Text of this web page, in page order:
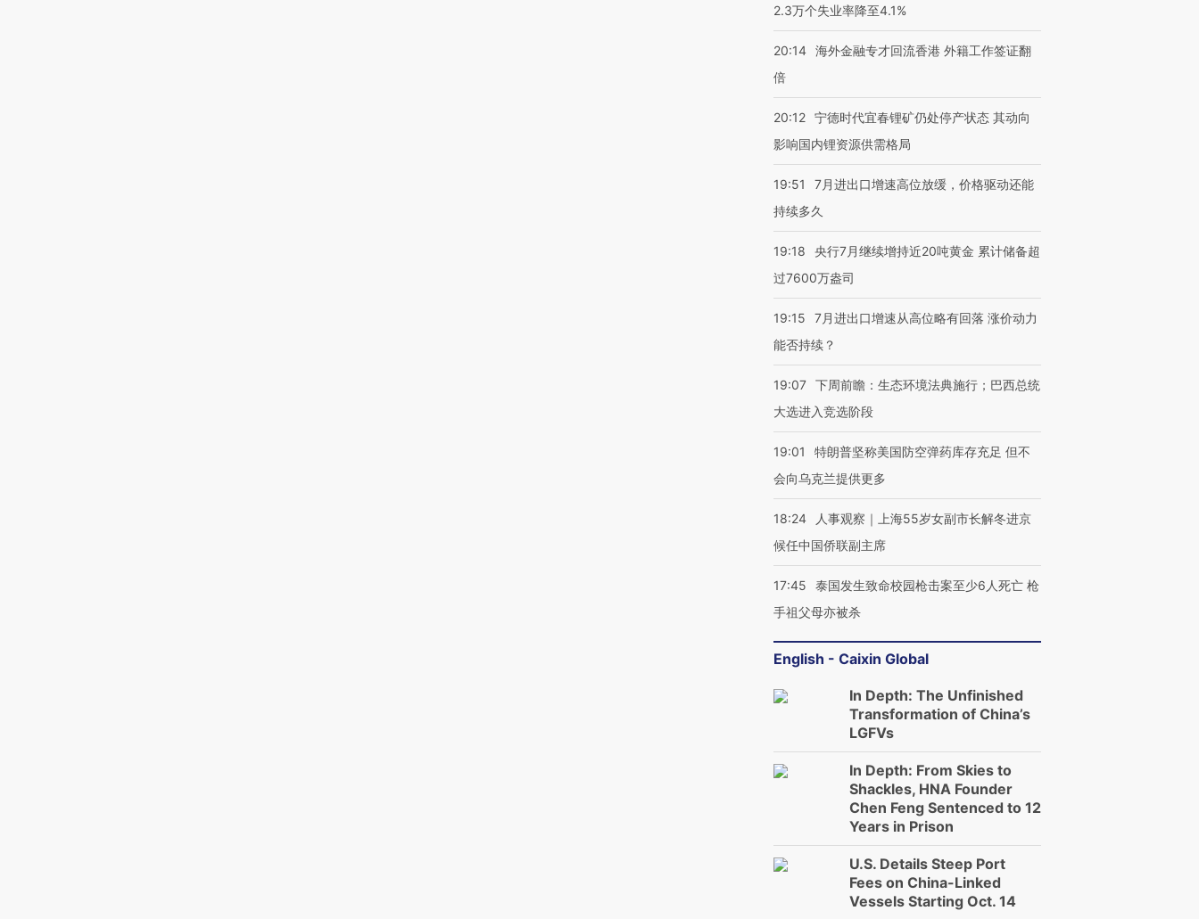
2.3万个失业率降至4.1%
20:14 海外金融专才回流香港 外籍工作签证翻
倍
20:12 宁德时代宜春锂矿仍处停产状态 其动向
影响国内锂资源供需格局
19:51
7月进出口增速高位放缓，价格驱动还能
持续多久
19:18
央行7月继续增持近20吨黄金 累计储备超
过7600万盎司
19:15
7月进出口增速从高位略有回落 涨价动力
能否持续？
19:07 下周前瞻：生态环境法典施行；巴西总统
大选进入竞选阶段
19:01
特朗普坚称美国防空弹药库存充足 但不
会向乌克兰提供更多
18:24
人事观察｜上海55岁女副市长解冬进京
候任中国侨联副主席
17:45
泰国发生致命校园枪击案至少6人死亡 枪
手祖父母亦被杀
English - Caixin Global
In Depth: The Unfinished
Transformation of China’s
LGFVs
In Depth: From Skies to
Shackles, HNA Founder
Chen Feng Sentenced to 12
Years in Prison
U.S. Details Steep Port
Fees on China-Linked
Vessels Starting Oct. 14